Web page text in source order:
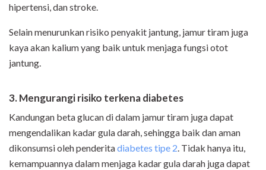
hipertensi, dan stroke.
Selain menurunkan risiko penyakit jantung, jamur tiram juga
kaya akan kalium yang baik untuk menjaga fungsi otot
jantung.
3. Mengurangi risiko terkena diabetes
Kandungan beta glucandi dalam jamur tiram juga dapat
mengendalikan kadar gula darah, sehingga baik dan aman
dikonsumsi oleh penderitadiabetes tipe 2. Tidak hanya itu,
kemampuannya dalam menjaga kadar gula darah juga dapat